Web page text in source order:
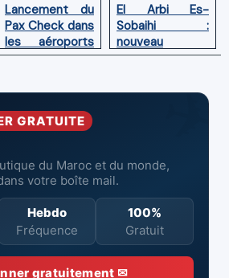
Lancement du
Pax Check dans
les aéroports
du Maroc
El Arbi Es-
Sobaihi :
nouveau
directeur à la
l’Aéroport
Mohammed V
GRATUITE
du Maroc et du monde,
votre boîte mail.
Hebdo
Fréquence
100%
Gratuit
gratuitement ✉